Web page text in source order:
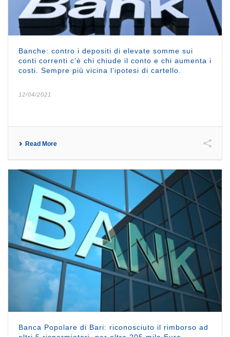
Banche: contro i depositi di elevate somme sui
conti correnti c’è chi chiude il conto e chi aumenta i
costi. Sempre più vicina l’ipotesi di cartello.
12/04/2021
Read More
Banca Popolare di Bari: riconosciuto il rimborso ad